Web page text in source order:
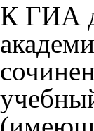
К ГИА